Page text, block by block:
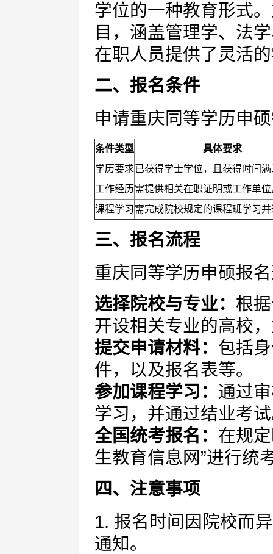
学位的一种教育形式
目，涵盖管理学、法
在职人员提供了灵活
二、报名条件
申请重庆同等学历申
条件类型
具体要求
学历要求已获得学士学位，且获得时间
工作经历需提供相关在职证明或工作单
课程学习需完成院校规定的课程班学习
三、报名流程
重庆同等学历申硕报
选择院校与专业： 根
开设相关专业的高校
提交申请材料： 包括
件，以及报名表等。
参加课程学习： 通过
学习，并通过结业考
全国统考报名： 在规
生教育信息网”进行统
四、注意事项
1. 报名时间因院校而
通知。